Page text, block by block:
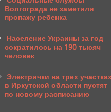
Волгограда не заметили
пропажу ребенка
Население Украины за год
сократилось на 190 тысяч
человек
Электрички на трех
в Иркутской области пустят
по новому расписанию